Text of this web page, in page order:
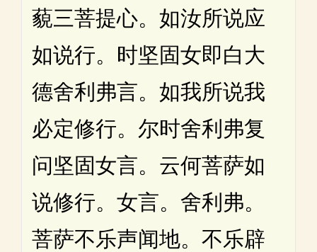
藐三菩提心。如汝所说应
如说行。时坚固女即白大
德舍利弗言。如我所说我
必定修行。尔时舍利弗复
问坚固女言。云何菩萨如
说修行。女言。舍利弗。
菩萨不乐声闻地。不乐辟